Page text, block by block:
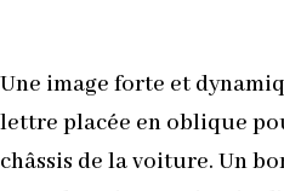
Une image forte et
lettre placée en oblique
châssis de la voiture. Un